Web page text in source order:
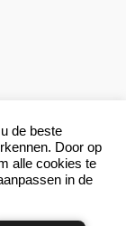
de beste
Door op
alle cookies te
in de